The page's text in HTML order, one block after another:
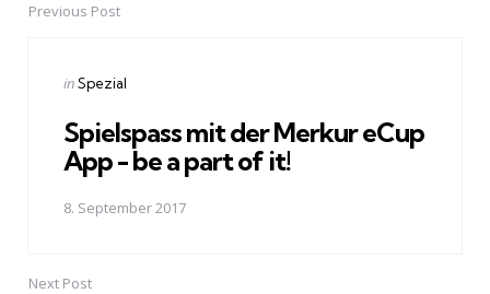
PostPrevious Post
Posted
inSpezial
Spielspass mit der Merkur eCup
App - be a part of it!
8. September 2017
Next Post